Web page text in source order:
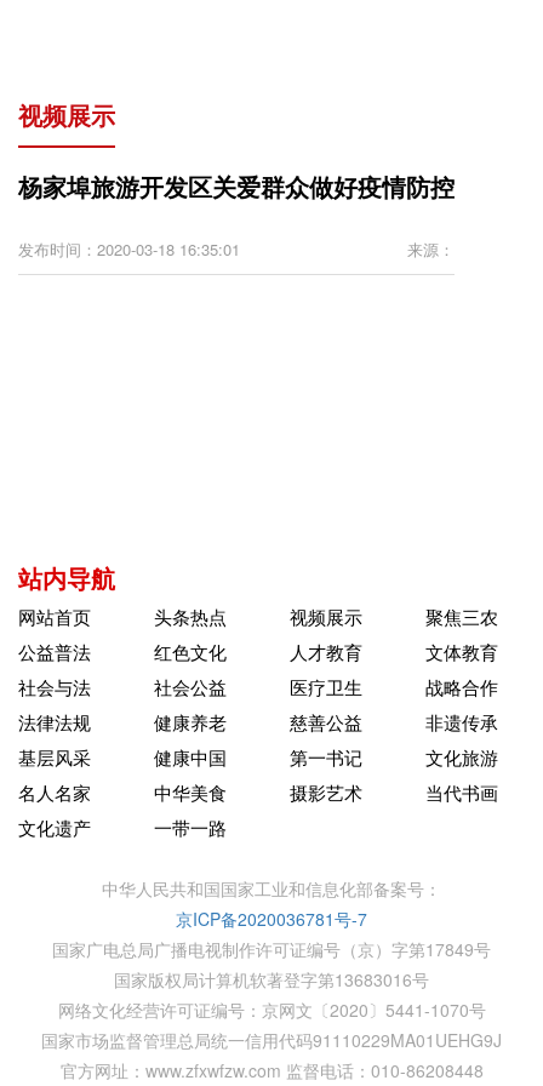
视频展示
杨家埠旅游开发区关爱群众做好疫情防控
发布时间：2020-03-18 16:35:01 来源：
站内导航
网站首页 头条热点 视频展示
聚焦三农
公益普法
红色文化 人才教育
文体教育
社会与法
社会公益 医疗卫生
战略合作
法律法规
健康养老 慈善公益
非遗传承
基层风采
健康中国 第一书记
文化旅游
名人名家
中华美食 摄影艺术
当代书画
文化遗产
一带一路
中华人民共和国国家工业和信息化部备案号：
京ICP备2020036781号-7
国家广电总局广播电视制作许可证编号（京）字第17849号
国家版权局计算机软著登字第13683016号
网络文化经营许可证编号：京网文〔2020〕5441-1070号
国家市场监督管理总局统一信用代码91110229MA01UEHG9J
官方网址：www.zfxwfzw.com 监督电话：010-86208448